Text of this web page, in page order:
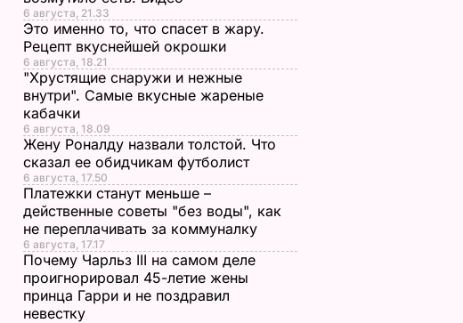
6 августа, 21.33
Это именно то, что спасет в жару.
Рецепт вкуснейшей окрошки
6 августа, 18.21
"Хрустящие снаружи и нежные
внутри". Самые вкусные жареные
кабачки
6 августа, 18.09
Жену Роналду назвали толстой. Что
сказал ее обидчикам футболист
6 августа, 17.50
Платежки станут меньше –
действенные советы "без воды", как
не переплачивать за коммуналку
6 августа, 17.17
Почему Чарльз III на самом деле
проигнорировал 45-летие жены
принца Гарри и не поздравил
невестку